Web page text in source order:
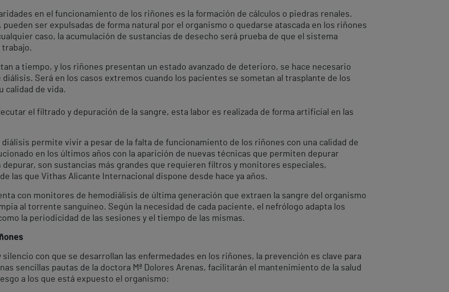
en el funcionamiento de los riñones es la formación de cálculos o piedras renales.
ser expulsadas de forma natural por el organismo o quedarse atascada en los riñones
caso, la acumulación de sustancias de desecho será prueba de que el sistema
trabajo.
a tiempo, y los riñones presentan un estado avanzado de deterioro, se hace necesario
Será en los casos extremos cuando los pacientes se sometan al trasplante de los
calidad de vida.
el filtrado y depuración de la sangre, esta labor es realizada de forma artificial en las
diálisis permite vivir a pesar de la falta de funcionamiento de los riñones con una calidad de
en los últimos años con la aparición de nuevas técnicas que permiten depurar
depurar, son sustancias más grandes que requieren filtros y monitores especiales,
las que Vithas Alicante Internacional dispone desde hace ya años.
con monitores de hemodiálisis de última generación que extraen la sangre del organismo
al torrente sanguíneo. Según la necesidad de cada paciente, el nefrólogo adapta los
la periodicidad de las sesiones y el tiempo de las mismas.
con que se desarrollan las enfermedades en los riñones, la prevención es clave para
sencillas pautas de la doctora Mª Dolores Arenas, facilitarán el mantenimiento de la salud
a los que está expuesto el organismo: